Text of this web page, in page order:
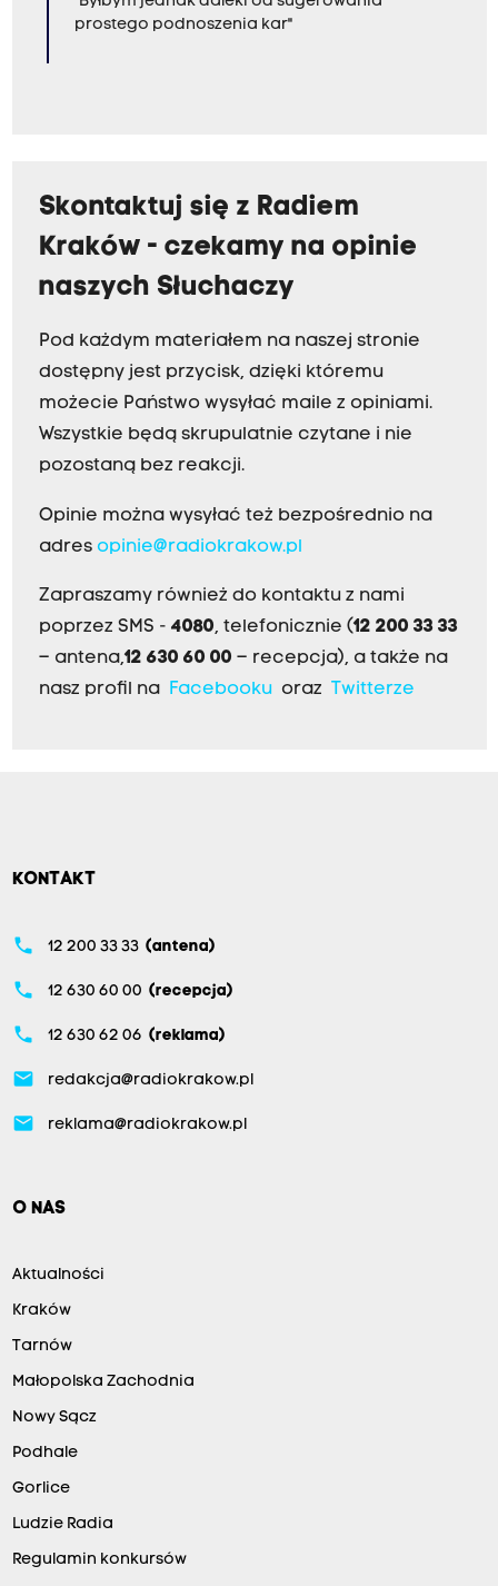
prostego podnoszenia kar"
Skontaktuj się z Radiem
Kraków - czekamy na opinie
naszych Słuchaczy
Pod każdym materiałem na naszej stronie
dostępny jest przycisk, dzięki któremu
możecie Państwo wysyłać maile z opiniami.
Wszystkie będą skrupulatnie czytane i nie
pozostaną bez reakcji.
Opinie można wysyłać też bezpośrednio na
adres opinie@radiokrakow.pl
Zapraszamy również do kontaktu z nami
poprzez SMS - 4080, telefonicznie (12 200 33 33
– antena,12 630 60 00 – recepcja), a także na
nasz profil na
Facebookuoraz Twitterze
KONTAKT
phone 12 200 33 33 (antena)
phone 12 630 60 00 (recepcja)
phone 12 630 62 06 (reklama)
email redakcja@radiokrakow.pl
email reklama@radiokrakow.pl
O NAS
Aktualności
Kraków
Tarnów
Małopolska Zachodnia
Nowy Sącz
Podhale
Gorlice
Ludzie Radia
Regulamin konkursów